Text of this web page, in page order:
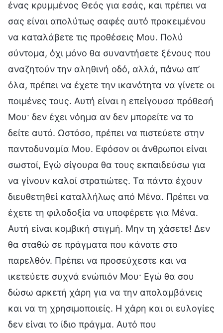
ένας κρυμμένος Θεός για εσάς, και πρέπει να
σας είναι απολύτως σαφές αυτό προκειμένου
να καταλάβετε τις προθέσεις Μου. Πολύ
σύντομα, όχι μόνο θα συναντήσετε ξένους που
αναζητούν την αληθινή οδό, αλλά, πάνω απ’
όλα, πρέπει να έχετε την ικανότητα να γίνετε οι
ποιμένες τους. Αυτή είναι η επείγουσα πρόθεσή
Μου· δεν έχει νόημα αν δεν μπορείτε να το
δείτε αυτό. Ωστόσο, πρέπει να πιστεύετε στην
παντοδυναμία Μου. Εφόσον οι άνθρωποι είναι
σωστοί, Εγώ σίγουρα θα τους εκπαιδεύσω για
να γίνουν καλοί στρατιώτες. Τα πάντα έχουν
διευθετηθεί καταλλήλως από Μένα. Πρέπει να
έχετε τη φιλοδοξία να υποφέρετε για Μένα.
Αυτή είναι κομβική στιγμή. Μην τη χάσετε! Δεν
θα σταθώ σε πράγματα που κάνατε στο
παρελθόν. Πρέπει να προσεύχεστε και να
ικετεύετε συχνά ενώπιόν Μου· Εγώ θα σου
δώσω αρκετή χάρη για να την απολαμβάνεις
και να τη χρησιμοποιείς. Η χάρη και οι ευλογίες
δεν είναι το ίδιο πράγμα. Αυτό που